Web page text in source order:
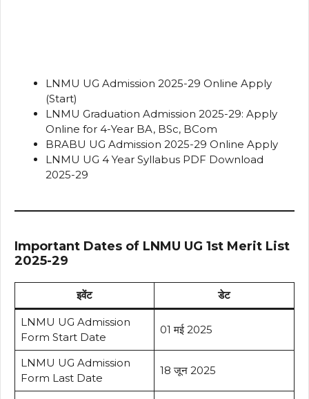
LNMU UG Admission 2025-29 Online Apply
(Start)
LNMU Graduation Admission 2025-29: Apply
Online for 4-Year BA, BSc, BCom
BRABU UG Admission 2025-29 Online Apply
LNMU UG 4 Year Syllabus PDF Download
2025-29
Important Dates of LNMU UG 1st Merit List
2025-29
इवेंट डेट
LNMU UG Admission
Form Start Date
01 मई 2025
LNMU UG Admission
Form Last Date
18 जून 2025